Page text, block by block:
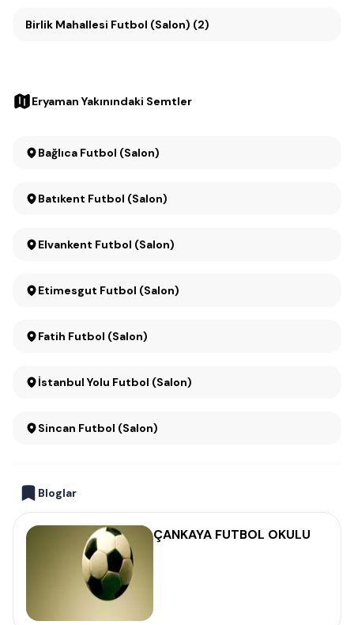
Birlik Mahallesi Futbol (Salon) (2)
Eryaman Yakınındaki Semtler
Bağlıca Futbol (Salon)
Batıkent Futbol (Salon)
Elvankent Futbol (Salon)
Etimesgut Futbol (Salon)
Fatih Futbol (Salon)
İstanbul Yolu Futbol (Salon)
Sincan Futbol (Salon)
Bloglar
ÇANKAYA FUTBOL OKULU